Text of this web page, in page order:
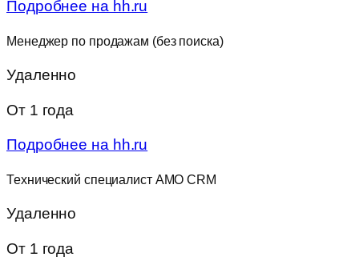
Подробнее на hh.ru
Менеджер по продажам (без поиска)
Удаленно
От 1 года
Подробнее на hh.ru
Технический специалист AMO CRM
Удаленно
От 1 года